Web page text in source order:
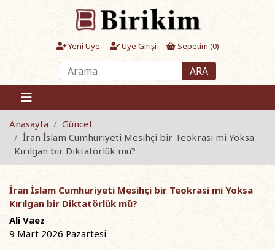
Yeni Üye Üye Girişi Sepetim (0)
ARA
Anasayfa
Güncel
İran İslam Cumhuriyeti Mesihçi bir Teokrasi mi Yoksa
Kırılgan bir Diktatörlük mü?
İran İslam Cumhuriyeti Mesihçi bir Teokrasi mi Yoksa
Kırılgan bir Diktatörlük mü?
Ali Vaez
9 Mart 2026 Pazartesi